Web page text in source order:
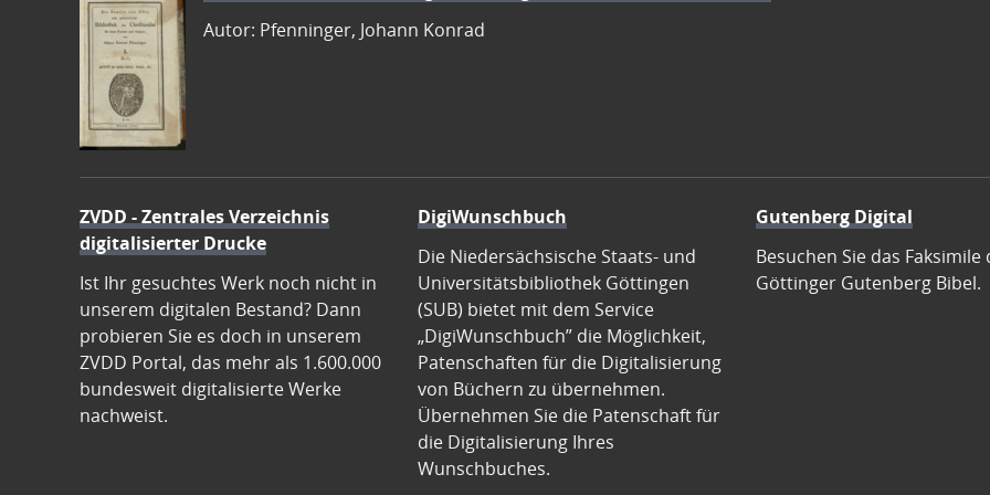
Autor: Pfenninger, Johann Konrad
ZVDD - Zentrales Verzeichnis
digitalisierter Drucke
Ist Ihr gesuchtes Werk noch nicht in
unserem digitalen Bestand? Dann
probieren Sie es doch in unserem
ZVDD Portal, das mehr als 1.600.000
bundesweit digitalisierte Werke
nachweist.
DigiWunschbuch
Die Niedersächsische Staats- und
Universitätsbibliothek Göttingen
(SUB) bietet mit dem Service
„DigiWunschbuch” die Möglichkeit,
Patenschaften für die Digitalisierung
von Büchern zu übernehmen.
Übernehmen Sie die Patenschaft für
die Digitalisierung Ihres
Wunschbuches.
Gutenberg Digital
Besuchen Sie das Faksimile
Göttinger Gutenberg Bibel.